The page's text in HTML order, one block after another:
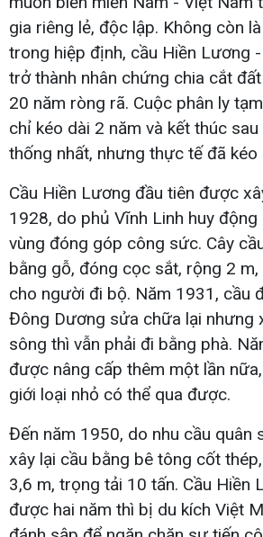
gia riêng lẻ, độc lập. Không còn
trong hiệp định, cầu Hiền Lương
trở thành nhân chứng chia cắt
20 năm ròng rã. Cuộc phân ly
chỉ kéo dài 2 năm và kết thúc
thống nhất, nhưng thực tế đã kéo
Cầu Hiền Lương đầu tiên được
1928, do phủ Vĩnh Linh huy
vùng đóng góp công sức. Cây
bằng gỗ, đóng cọc sắt, rộng 2
cho người đi bộ. Năm 1931, cầu
Đông Dương sửa chữa lại nhưng
sông thì vẫn phải đi bằng phà.
được nâng cấp thêm một lần
giới loại nhỏ có thể qua được.
Đến năm 1950, do nhu cầu quân
xây lại cầu bằng bê tông cốt
3,6 m, trọng tải 10 tấn. Cầu Hiền
được hai năm thì bị du kích Việt